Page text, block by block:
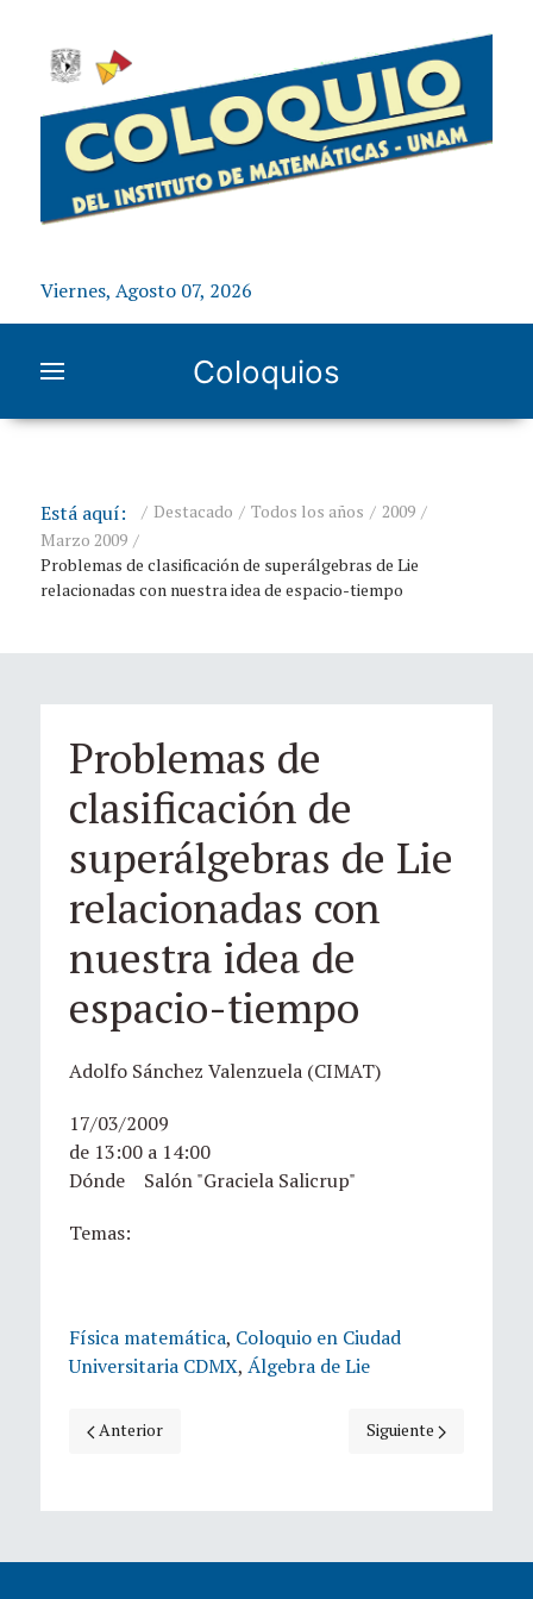
Viernes, Agosto 07, 2026
Coloquios
Está aquí: Destacado Todos los años
2009
Marzo 2009
Problemas de clasificación de superálgebras de Lie
relacionadas con nuestra idea de espacio-tiempo
Problemas de
clasificación de
superálgebras de Lie
relacionadas con
nuestra idea de
espacio-tiempo
Adolfo Sánchez Valenzuela (CIMAT)
17/03/2009
de 13:00 a 14:00
Dónde Salón "Graciela Salicrup"
Temas:
Física matemática, Coloquio en Ciudad
Universitaria CDMX, Álgebra de Lie
Artículo anterior: Soluciones de viscosidad especiales de la
Anterior Artículo siguiente:
Siguiente